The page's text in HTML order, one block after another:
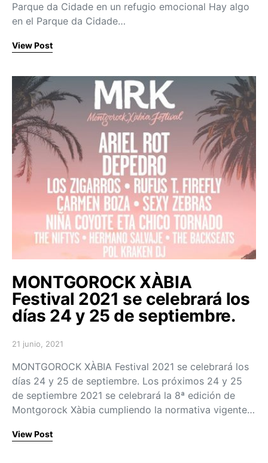
Parque da Cidade en un refugio emocional Hay algo
en el Parque da Cidade…
View Post
MONTGOROCK XÀBIA
Festival 2021 se celebrará los
días 24 y 25 de septiembre.
Posted on
21 junio, 2021
MONTGOROCK XÀBIA Festival 2021 se celebrará los
días 24 y 25 de septiembre. Los próximos 24 y 25
de septiembre 2021 se celebrará la 8ª edición de
Montgorock Xàbia cumpliendo la normativa vigente…
View Post